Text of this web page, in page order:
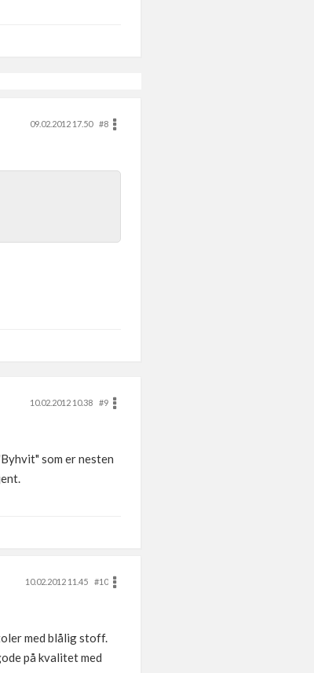
09.02.2012 17.50
#8
10.02.2012 10.38
#9
som er nesten
10.02.2012 11.45
#10
med blålig stoff.
på kvalitet med